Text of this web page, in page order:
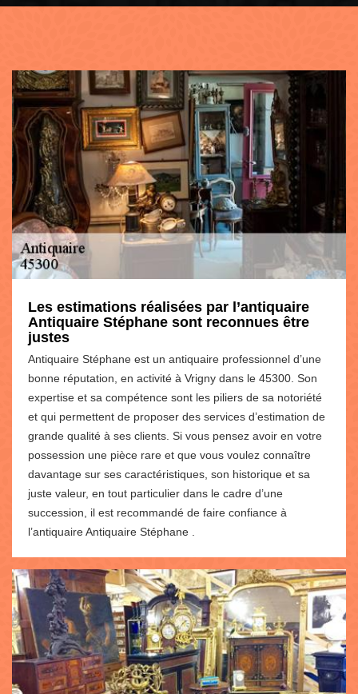
Les estimations réalisées par l’antiquaire
Antiquaire Stéphane sont reconnues être
justes
Antiquaire Stéphane est un antiquaire professionnel d’une
bonne réputation, en activité à Vrigny dans le 45300. Son
expertise et sa compétence sont les piliers de sa notoriété
et qui permettent de proposer des services d’estimation de
grande qualité à ses clients. Si vous pensez avoir en votre
possession une pièce rare et que vous voulez connaître
davantage sur ses caractéristiques, son historique et sa
juste valeur, en tout particulier dans le cadre d’une
succession, il est recommandé de faire confiance à
l’antiquaire Antiquaire Stéphane .